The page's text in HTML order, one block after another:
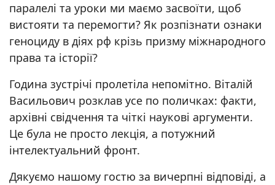
паралелі та уроки ми маємо засвоїти, щоб
вистояти та перемогти? Як розпізнати ознаки
геноциду в діях рф крізь призму міжнародного
права та історії?
Година зустрічі пролетіла непомітно. Віталій
Васильович розклав усе по поличках: факти,
архівні свідчення та чіткі наукові аргументи.
Це була не просто лекція, а потужний
інтелектуальний фронт.
Дякуємо нашому гостю за вичерпні відповіді, а